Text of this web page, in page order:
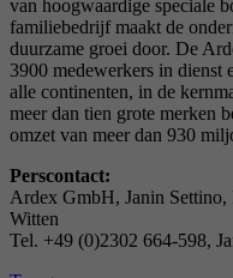
van hoogwaardige speciale
familiebedrijf maakt de
duurzame groei door. De
3900 medewerkers in dienst
alle continenten, in de
meer dan tien grote merken
omzet van meer dan 930
Perscontact:
Ardex GmbH, Janin
Witten
Tel. +49 (0)2302 664-598,